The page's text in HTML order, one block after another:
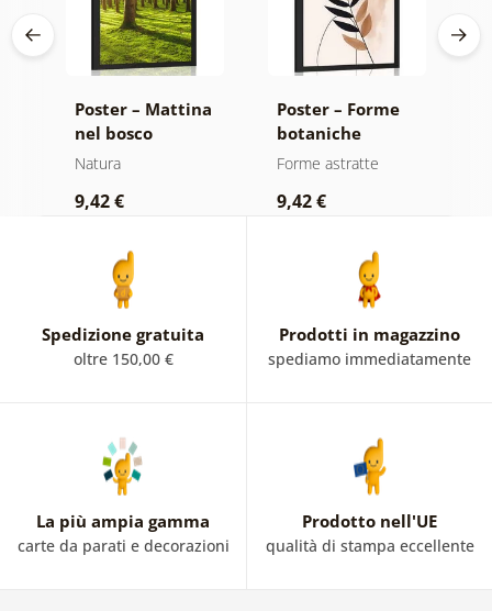
Poster – Mattina
nel bosco
Natura
9,42 €
Poster – Forme
botaniche
astratte felce
Forme astratte
9,42 €
Spedizione gratuita
oltre 150,00 €
Prodotti in magazzino
spediamo immediatamente
La più ampia gamma
carte da parati e decorazioni
Prodotto nell'UE
qualità di stampa eccellente